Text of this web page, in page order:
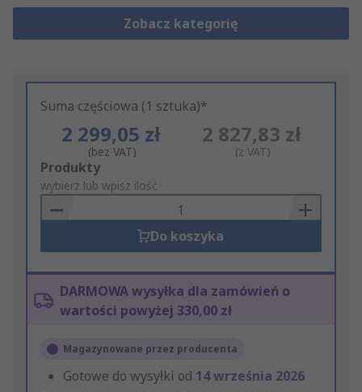
Zobacz kategorię
Suma częściowa (1 sztuka)*
2 299,05 zł
(bez VAT)
2 827,83 zł
(z VAT)
Add
to
Basket
Produkty
wybierz lub wpisz ilość
Do koszyka
DARMOWA wysyłka dla zamówień o
wartości powyżej 330,00 zł
Magazynowane przez producenta
Gotowe do wysyłki od 14 września 2026